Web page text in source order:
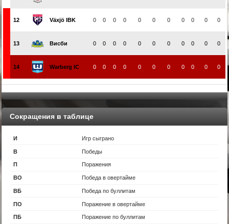
12 Växjö IBK 0 0 0 0 0 0 0 0 0 0 0
13 Висби 0 0 0 0 0 0 0 0 0 0 0
14 Warberg IC 0 0 0 0 0 0 0 0 0 0 0
Сокращения в таблице
И Игр сыграно
В Победы
П Поражения
ВО Победа в овертайме
ВБ Победа по буллитам
ПО Поражение в овертайме
ПБ Поражение по буллитам